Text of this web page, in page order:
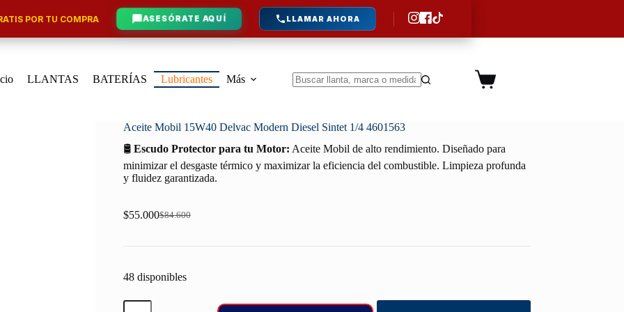
POR TU COMPRA ASESÓRATE AQUÍ LLAMAR AHORA
LLANTAS BATERÍAS Lubricantes
Más
Carro
Aceite Mobil 15W40 Delvac Modern Diesel Sintet 1/4 4601563
🛢️ Escudo Protector para tu Motor: Aceite Mobil de alto rendimiento. Diseñado para
minimizar el desgaste térmico y maximizar la eficiencia del combustible. Limpieza profunda
y fluidez garantizada.
$84.600
Original
was:
$55.000Current
is:
48 disponibles
Aceite